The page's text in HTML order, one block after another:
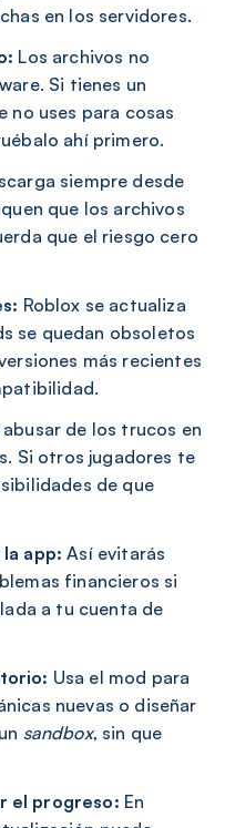
en los servidores.
Los archivos no
Si tienes un
no uses para cosas
ahí primero.
siempre desde
que los archivos
que el riesgo cero
Roblox se actualiza
se quedan obsoletos
más recientes
abusar de los trucos en
Si otros jugadores te
de que
app: Así evitarás
financieros si
a tu cuenta de
Usa el mod para
nuevas o diseñar
sandbox, sin que
el progreso: En